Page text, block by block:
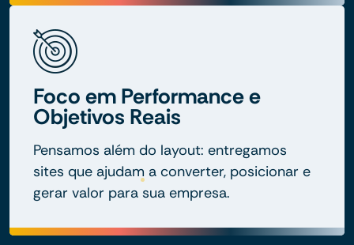
Foco em Performance e
Objetivos Reais
Pensamos além do layout: entregamos
sites que ajudam a converter, posicionar e
gerar valor para sua empresa.